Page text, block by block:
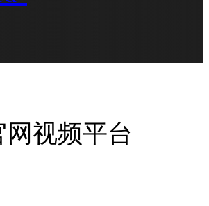
网视频平台